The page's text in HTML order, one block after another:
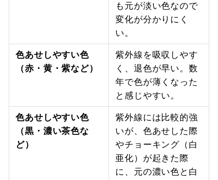
も元が淡い色なので
変化が分かりにく
い。
色あせしやすい色
（赤・黄・紫など）
紫外線を吸収しやす
く、退色が早い。数
年で色が薄くなった
と感じやすい。
色あせしやすい色
（黒・濃い茶色な
ど）
紫外線には比較的強
いが、色あせした際
やチョーキング（白
亜化）が起きた際
に、元の濃い色と白